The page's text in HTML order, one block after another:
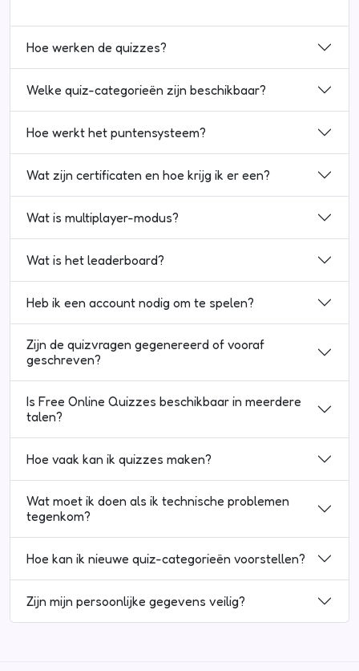
Hoe werken de quizzes?
Welke quiz-categorieën zijn beschikbaar?
Hoe werkt het puntensysteem?
Wat zijn certificaten en hoe krijg ik er een?
Wat is multiplayer-modus?
Wat is het leaderboard?
Heb ik een account nodig om te spelen?
Zijn de quizvragen gegenereerd of vooraf
geschreven?
Is Free Online Quizzes beschikbaar in meerdere
talen?
Hoe vaak kan ik quizzes maken?
Wat moet ik doen als ik technische problemen
tegenkom?
Hoe kan ik nieuwe quiz-categorieën voorstellen?
Zijn mijn persoonlijke gegevens veilig?